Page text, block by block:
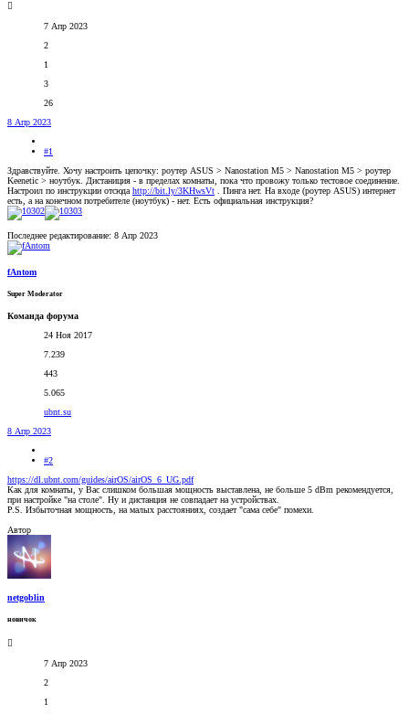
7 Апр 2023
2
1
3
26
8 Апр 2023
#1
Здравствуйте. Хочу настроить цепочку: роутер ASUS > Nanostation M5 > Nanostation M5 > роутер
Keenetic > ноутбук. Дистаниция - в пределах комнаты, пока что провожу только тестовое соединение.
Настроил по инструкции отсюда http://bit.ly/3KHwsVt . Пинга нет. На входе (роутер ASUS) интернет
есть, а на конечном потребителе (ноутбук) - нет. Есть официальная инструкция?
Последнее редактирование: 8 Апр 2023
fAntom
Super Moderator
Команда форума
24 Ноя 2017
7.239
443
5.065
ubnt.su
8 Апр 2023
#2
https://dl.ubnt.com/guides/airOS/airOS_6_UG.pdf
Как для комнаты, у Вас слишком большая мощность выставлена, не больше 5 dBm рекомендуется,
при настройке "на столе". Ну и дистанция не совпадает на устройствах.
P.S. Избыточная мощность, на малых расстояниях, создает "сама себе" помехи.
Автор
netgoblin
новичок
7 Апр 2023
2
1